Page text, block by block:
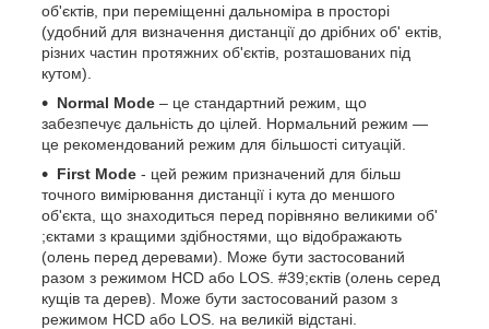
об'єктів, при переміщенні дальноміра в просторі
(удобний для визначення дистанції до дрібних об' ектів,
різних частин протяжних об'єктів, розташованих під
кутом).
Normal Mode – це стандартний режим, що
забезпечує дальність до цілей. Нормальний режим —
це рекомендований режим для більшості ситуацій.
First Mode - цей режим призначений для більш
точного вимірювання дистанції і кута до меншого
об'єкта, що знаходиться перед порівняно великими об'
;єктами з кращими здібностями, що відображають
(олень перед деревами). Може бути застосований
разом з режимом HCD або LOS. #39;єктів (олень серед
кущів та дерев). Може бути застосований разом з
режимом HCD або LOS. на великій відстані.